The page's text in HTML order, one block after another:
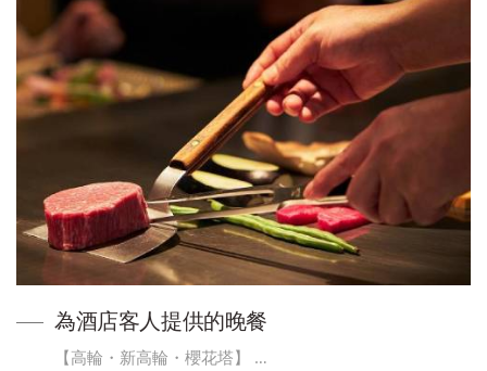
為酒店客人提供的晚餐
【高輪・新高輪・櫻花塔】 …